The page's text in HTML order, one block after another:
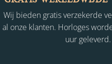
Wij bieden gratis verzekerde
al onze klanten. Horloges
uur geleverd.